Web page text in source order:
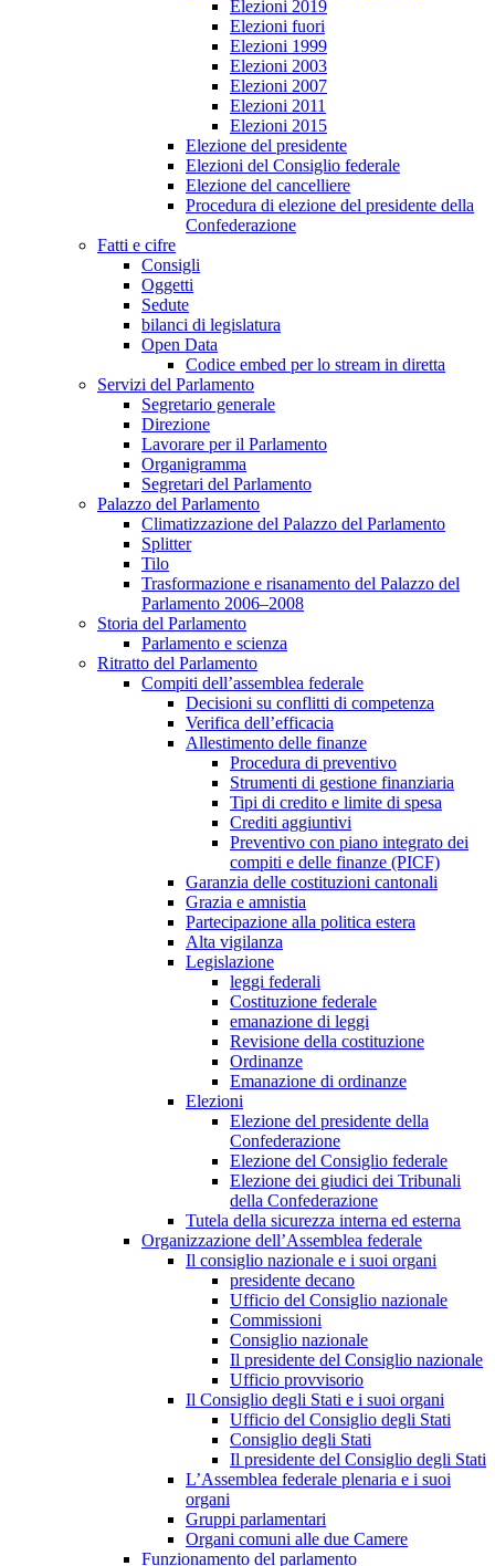
Elezioni 2019
Elezioni fuori
Elezioni 1999
Elezioni 2003
Elezioni 2007
Elezioni 2011
Elezioni 2015
Elezione del presidente
Elezioni del Consiglio federale
Elezione del cancelliere
Procedura di elezione del presidente della
Confederazione
Fatti e cifre
Consigli
Oggetti
Sedute
bilanci di legislatura
Open Data
Codice embed per lo stream in diretta
Servizi del Parlamento
Segretario generale
Direzione
Lavorare per il Parlamento
Organigramma
Segretari del Parlamento
Palazzo del Parlamento
Climatizzazione del Palazzo del Parlamento
Splitter
Tilo
Trasformazione e risanamento del Palazzo del
Parlamento 2006–2008
Storia del Parlamento
Parlamento e scienza
Ritratto del Parlamento
Compiti dell’assemblea federale
Decisioni su conflitti di competenza
Verifica dell’efficacia
Allestimento delle finanze
Procedura di preventivo
Strumenti di gestione finanziaria
Tipi di credito e limite di spesa
Crediti aggiuntivi
Preventivo con piano integrato dei
compiti e delle finanze (PICF)
Garanzia delle costituzioni cantonali
Grazia e amnistia
Partecipazione alla politica estera
Alta vigilanza
Legislazione
leggi federali
Costituzione federale
emanazione di leggi
Revisione della costituzione
Ordinanze
Emanazione di ordinanze
Elezioni
Elezione del presidente della
Confederazione
Elezione del Consiglio federale
Elezione dei giudici dei Tribunali
della Confederazione
Tutela della sicurezza interna ed esterna
Organizzazione dell’Assemblea federale
Il consiglio nazionale e i suoi organi
presidente decano
Ufficio del Consiglio nazionale
Commissioni
Consiglio nazionale
Il presidente del Consiglio nazionale
Ufficio provvisorio
Il Consiglio degli Stati e i suoi organi
Ufficio del Consiglio degli Stati
Consiglio degli Stati
Il presidente del Consiglio degli Stati
L’Assemblea federale plenaria e i suoi
organi
Gruppi parlamentari
Organi comuni alle due Camere
Funzionamento del parlamento